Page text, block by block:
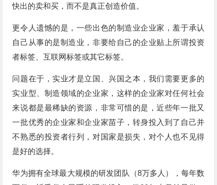
快出的卖和买，而不是真正创造价值。
更令人遗憾的是，一些出色的制造业企业家，羞于承认
自己从事的是制造业，非要给自己的企业贴上所谓投资
者标签、互联网标签或其它标签。
问题在于，实业才是立国、兴国之本，我们需要更多的
实业型、制造领域的企业家，这样的企业家对任何社会
来说都是最稀缺的资源，非常可惜的是，近些年一批又
一批优秀的企业家和企业家苗子，转身投入到了自己并
不熟悉的投资者行列，对国家是损失，对个人也不见得
是好的选择。
华为拥有全球最大规模的研发团队（8万多人），每年数